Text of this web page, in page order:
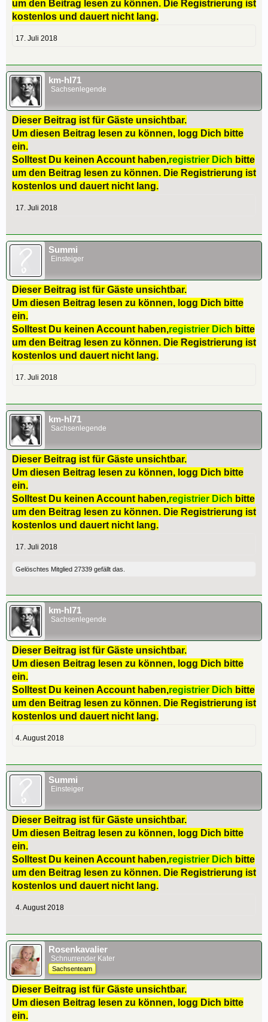
um den Beitrag lesen zu können. Die Registrierung ist
kostenlos und dauert nicht lang.
17. Juli 2018
km-hl71
Sachsenlegende
Dieser Beitrag ist für Gäste unsichtbar.
Um diesen Beitrag lesen zu können, logg Dich bitte
ein.
Solltest Du keinen Account haben,registrier Dich bitte
um den Beitrag lesen zu können. Die Registrierung ist
kostenlos und dauert nicht lang.
17. Juli 2018
Summi
Einsteiger
Dieser Beitrag ist für Gäste unsichtbar.
Um diesen Beitrag lesen zu können, logg Dich bitte
ein.
Solltest Du keinen Account haben,registrier Dich bitte
um den Beitrag lesen zu können. Die Registrierung ist
kostenlos und dauert nicht lang.
17. Juli 2018
km-hl71
Sachsenlegende
Dieser Beitrag ist für Gäste unsichtbar.
Um diesen Beitrag lesen zu können, logg Dich bitte
ein.
Solltest Du keinen Account haben,registrier Dich bitte
um den Beitrag lesen zu können. Die Registrierung ist
kostenlos und dauert nicht lang.
17. Juli 2018
Gelöschtes Mitglied 27339 gefällt das.
km-hl71
Sachsenlegende
Dieser Beitrag ist für Gäste unsichtbar.
Um diesen Beitrag lesen zu können, logg Dich bitte
ein.
Solltest Du keinen Account haben,registrier Dich bitte
um den Beitrag lesen zu können. Die Registrierung ist
kostenlos und dauert nicht lang.
4. August 2018
Summi
Einsteiger
Dieser Beitrag ist für Gäste unsichtbar.
Um diesen Beitrag lesen zu können, logg Dich bitte
ein.
Solltest Du keinen Account haben,registrier Dich bitte
um den Beitrag lesen zu können. Die Registrierung ist
kostenlos und dauert nicht lang.
4. August 2018
Rosenkavalier
Schnurrender Kater
Sachsenteam
Dieser Beitrag ist für Gäste unsichtbar.
Um diesen Beitrag lesen zu können, logg Dich bitte
ein.